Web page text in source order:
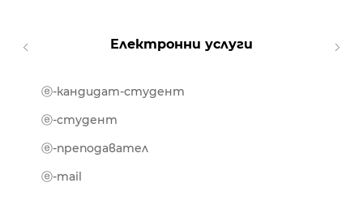
Електронни услуги
ⓔ-кандидат-студент
ⓔ-студент
ⓔ-преподавател
ⓔ-mail